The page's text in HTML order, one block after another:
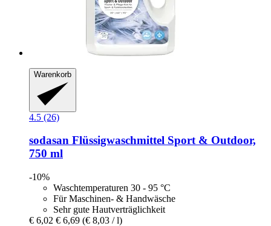
Warenkorb
4.5 (26)
sodasan Flüssigwaschmittel Sport & Outdoor,
750 ml
-10%
Waschtemperaturen 30 - 95 °C
Für Maschinen- & Handwäsche
Sehr gute Hautverträglichkeit
€ 6,02 € 6,69 (€ 8,03 / l)